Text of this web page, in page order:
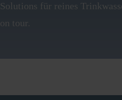
Solutions für reines
on tour.